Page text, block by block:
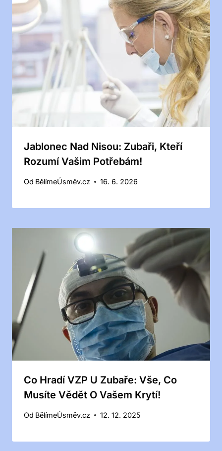
Jablonec Nad Nisou: Zubaři, Kteří
Rozumí Vašim Potřebám!
Od BělímeÚsměv.cz 16. 6. 2026
Co Hradí VZP U Zubaře: Vše, Co
Musíte Vědět O Vašem Krytí!
Od BělímeÚsměv.cz 12. 12. 2025